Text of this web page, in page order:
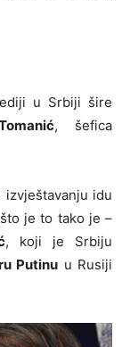
u Srbiji šire
, šefica
idu
je to tako je –
, koji je Srbiju
Putinu u Rusiji